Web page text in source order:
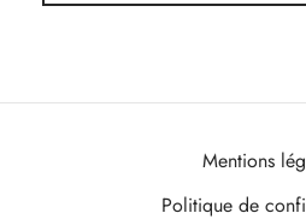
Mentions
Politique de